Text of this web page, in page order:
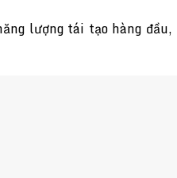
lượng tái tạo hàng